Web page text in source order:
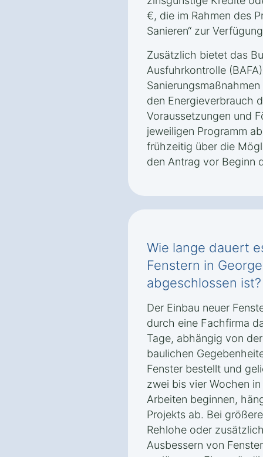
€, die im Rahmen des
Sanieren“ zur
Zusätzlich bietet das
Ausfuhrkontrolle
den Energieverbrauch
Voraussetzungen und
jeweiligen Programm
frühzeitig über die
den Antrag vor Beginn
Wie lange dauert
Fenstern in
abgeschlossen ist?
Der Einbau neuer
durch eine Fachfirma
Tage, abhängig von
baulichen
Fenster bestellt und
zwei bis vier Wochen
Arbeiten beginnen,
Projekts ab. Bei
Rehlohe oder
Ausbessern von